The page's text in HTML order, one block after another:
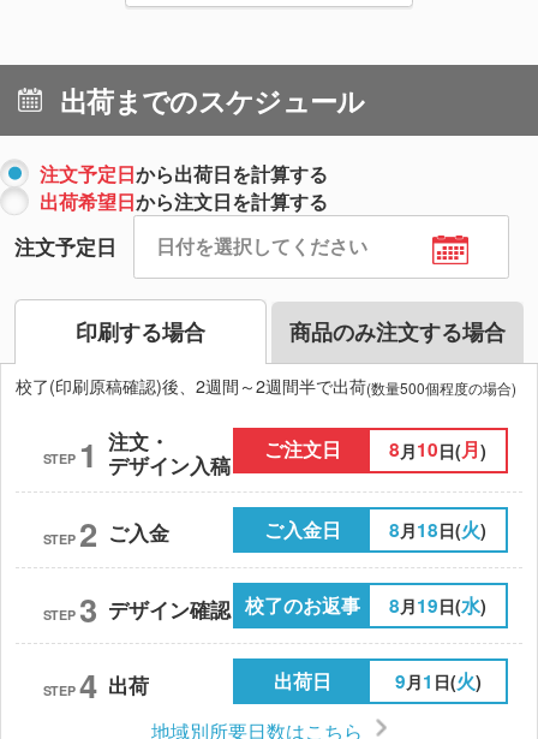
出荷までのスケジュール
注文予定日から出荷日を計算する
出荷希望日から注文日を計算する
注文予定日
印刷する場合 商品のみ注文する場合
校了(印刷原稿確認)後、2週間～2週間半で出荷(数量500個程度の場合)
STEP 1 注文・
デザイン入稿
ご注文日 8 月10日(月)
STEP 2 ご入金 ご入金日 8月18日(火)
STEP 3 デザイン確認 校了のお返事 8月19日(水)
STEP 4 出荷 出荷日 9月1 日(火)
地域別所要日数はこちら